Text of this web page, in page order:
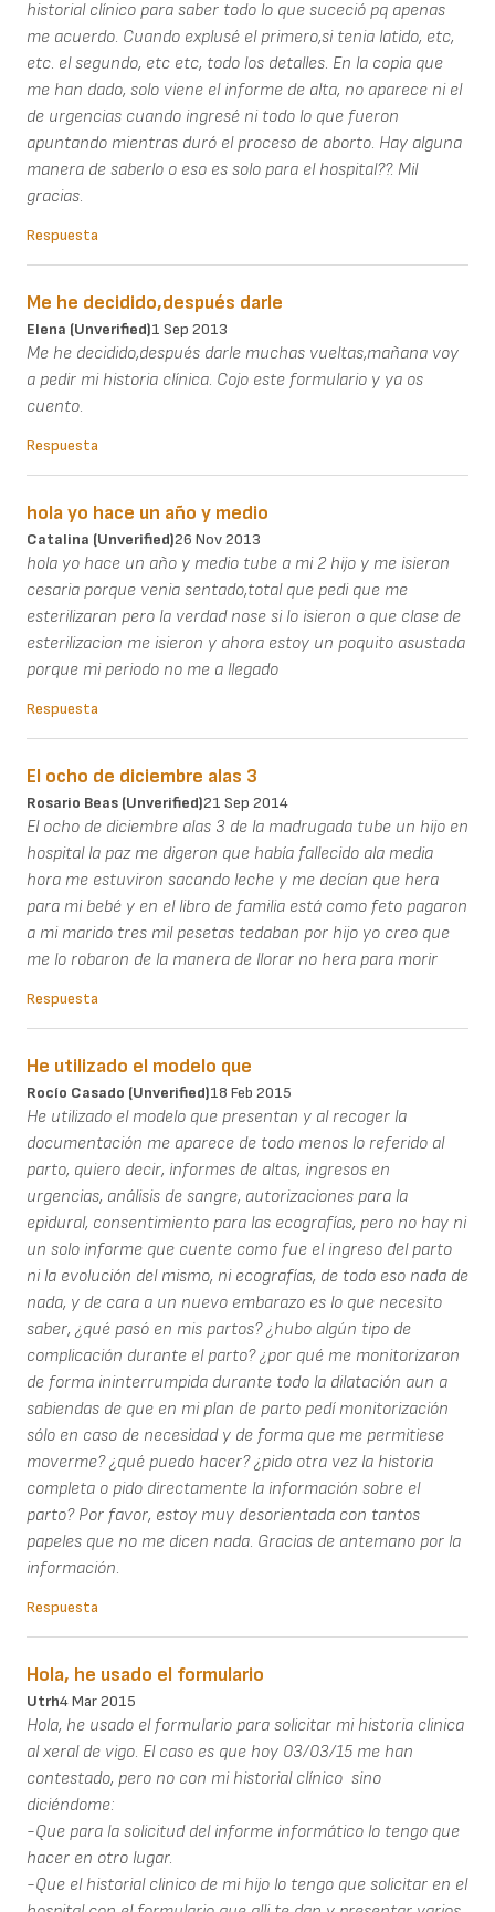
historial clínico para saber todo lo que suceció pq apenas
me acuerdo. Cuando explusé el primero,si tenia latido, etc,
etc. el segundo, etc etc, todo los detalles. En la copia que
me han dado, solo viene el informe de alta, no aparece ni el
de urgencias cuando ingresé ni todo lo que fueron
apuntando mientras duró el proceso de aborto. Hay alguna
manera de saberlo o eso es solo para el hospital??. Mil
gracias.
Respuesta
Me he decidido,después darle
Elena (unverified)1 Sep 2013
Me he decidido,después darle muchas vueltas,mañana voy
a pedir mi historia clínica. Cojo este formulario y ya os
cuento.
Respuesta
hola yo hace un año y medio
Catalina (unverified)26 Nov 2013
hola yo hace un año y medio tube a mi 2 hijo y me isieron
cesaria porque venia sentado,total que pedi que me
esterilizaran pero la verdad nose si lo isieron o que clase de
esterilizacion me isieron y ahora estoy un poquito asustada
porque mi periodo no me a llegado
Respuesta
El ocho de diciembre alas 3
Rosario Beas (unverified)21 Sep 2014
El ocho de diciembre alas 3 de la madrugada tube un hijo en
hospital la paz me digeron que había fallecido ala media
hora me estuviron sacando leche y me decían que hera
para mi bebé y en el libro de familia está como feto pagaron
a mi marido tres mil pesetas tedaban por hijo yo creo que
me lo robaron de la manera de llorar no hera para morir
Respuesta
He utilizado el modelo que
Rocío Casado (unverified)18 Feb 2015
He utilizado el modelo que presentan y al recoger la
documentación me aparece de todo menos lo referido al
parto, quiero decir, informes de altas, ingresos en
urgencias, análisis de sangre, autorizaciones para la
epidural, consentimiento para las ecografías, pero no hay ni
un solo informe que cuente como fue el ingreso del parto
ni la evolución del mismo, ni ecografías, de todo eso nada de
nada, y de cara a un nuevo embarazo es lo que necesito
saber, ¿qué pasó en mis partos? ¿hubo algún tipo de
complicación durante el parto? ¿por qué me monitorizaron
de forma ininterrumpida durante todo la dilatación aun a
sabiendas de que en mi plan de parto pedí monitorización
sólo en caso de necesidad y de forma que me permitiese
moverme? ¿qué puedo hacer? ¿pido otra vez la historia
completa o pido directamente la información sobre el
parto? Por favor, estoy muy desorientada con tantos
papeles que no me dicen nada. Gracias de antemano por la
información.
Respuesta
Hola, he usado el formulario
Utrh4 Mar 2015
Hola, he usado el formulario para solicitar mi historia clinica
al xeral de vigo. El caso es que hoy 03/03/15 me han
contestado, pero no con mi historial clínico sino
diciéndome:
-Que para la solicitud del informe informático lo tengo que
hacer en otro lugar.
-Que el historial clinico de mi hijo lo tengo que solicitar en el